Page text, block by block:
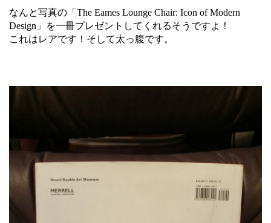
なんと写真の「The Eames Lounge Chair: Icon of Modern
Design」を一冊プレゼントしてくれるそうですよ！
これはレアです！そして太っ腹です。